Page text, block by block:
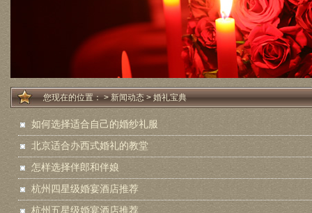
如何选择适合自己的婚纱礼服
北京适合办西式婚礼的教堂
怎样选择伴郎和伴娘
杭州四星级婚宴酒店推荐
杭州五星级婚宴酒店推荐
您现在的位置：>新闻动态>婚礼宝典